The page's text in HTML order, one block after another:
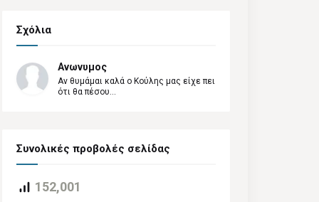
Σχόλια
Ανωνυμος
Αν θυμάμαι καλά ο Κούλης μας είχε πει
ότι θα πέσου...
Συνολικές προβολές σελίδας
152,001